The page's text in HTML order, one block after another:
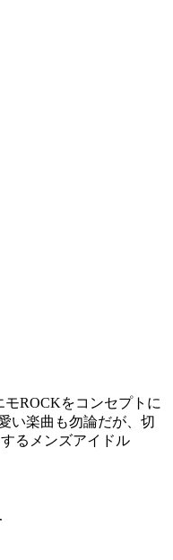
モROCKをコンセプトに
い楽曲も勿論だが、切
るメンズアイドル